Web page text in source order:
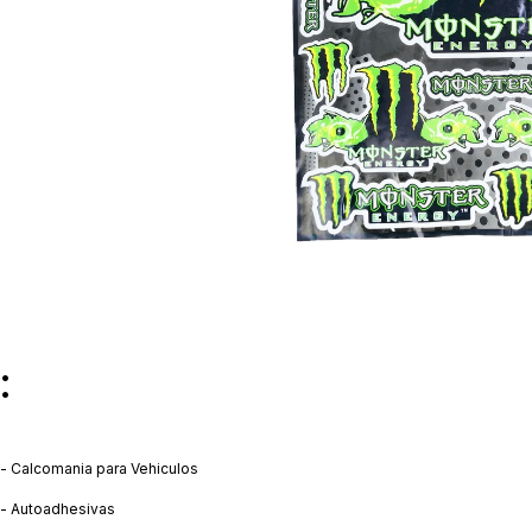
:
- Calcomania para Vehiculos
- Autoadhesivas